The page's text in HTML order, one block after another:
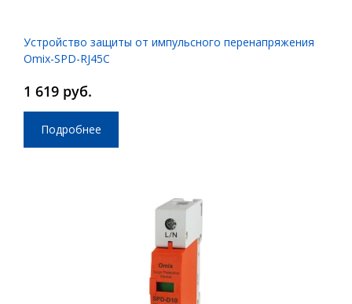
Устройство защиты от импульсного перенапряжения
Omix-SPD-RJ45C
1 619 руб.
Подробнее